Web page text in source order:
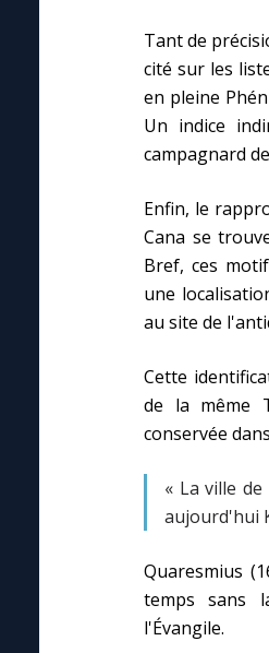
Tant de
cité sur les
en pleine
Un indice
campagnard
Enfin, le
Cana se
Bref, ces
une
au site de
Cette
de la même
conservée
« La ville
aujourd'hui
Quaresmius
temps sans
l'Évangile.